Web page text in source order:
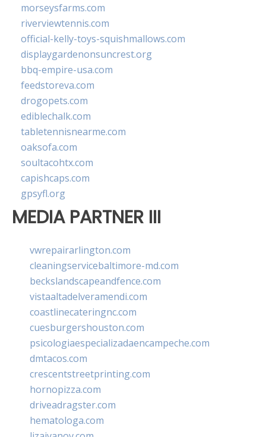
morseysfarms.com
riverviewtennis.com
official-kelly-toys-squishmallows.com
displaygardenonsuncrest.org
bbq-empire-usa.com
feedstoreva.com
drogopets.com
ediblechalk.com
tabletennisnearme.com
oaksofa.com
soultacohtx.com
capishcaps.com
gpsyfl.org
MEDIA PARTNER III
vwrepairarlington.com
cleaningservicebaltimore-md.com
beckslandscapeandfence.com
vistaaltadelveramendi.com
coastlinecateringnc.com
cuesburgershouston.com
psicologiaespecializadaencampeche.com
dmtacos.com
crescentstreetprinting.com
hornopizza.com
driveadragster.com
hematologa.com